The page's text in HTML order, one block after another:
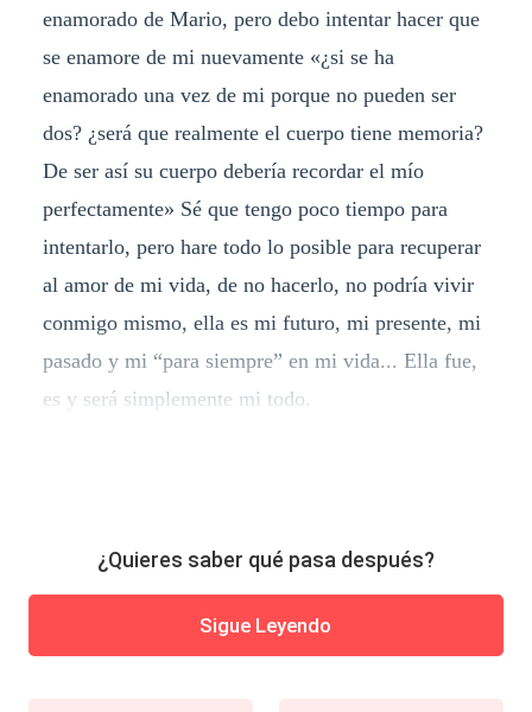
enamorado de Mario, pero debo intentar hacer que
se enamore de mi nuevamente «¿si se ha
enamorado una vez de mi porque no pueden ser
dos? ¿será que realmente el cuerpo tiene memoria?
De ser así su cuerpo debería recordar el mío
perfectamente» Sé que tengo poco tiempo para
intentarlo, pero hare todo lo posible para recuperar
al amor de mi vida, de no hacerlo, no podría vivir
conmigo mismo, ella es mi futuro, mi presente, mi
pasado y mi “para siempre” en mi vida... Ella fue,
es y será simplemente mi todo.
¿Quieres saber qué pasa después?
Sigue Leyendo